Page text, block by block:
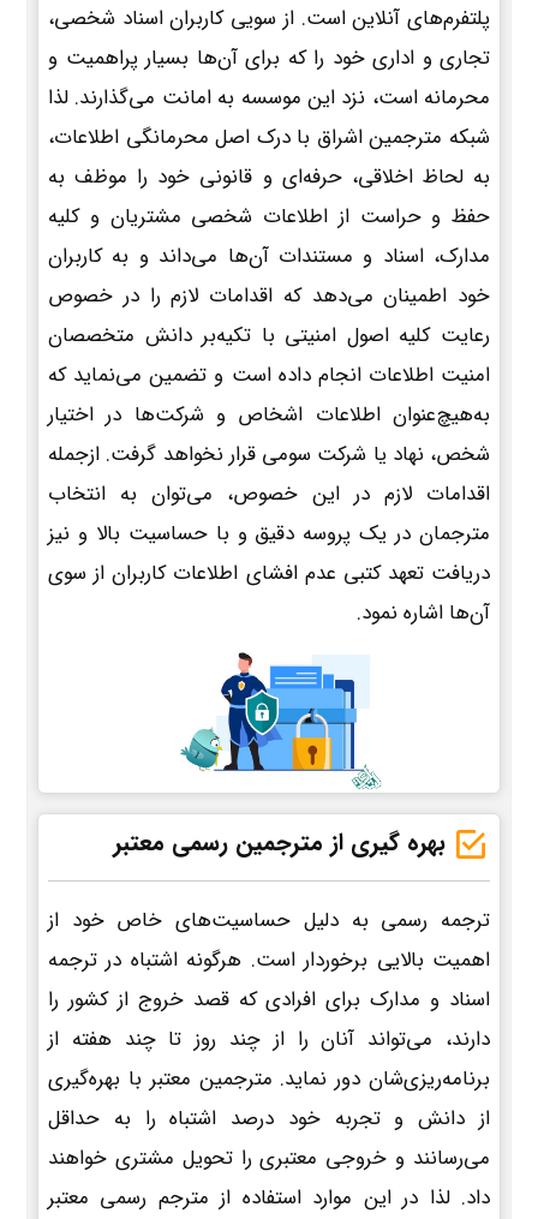
پلتفرم‌های آنلاین است. از سویی کاربران اسناد شخصی،
تجاری و اداری خود را که برای آن‌ها بسیار پراهمیت و
محرمانه است، نزد این موسسه به امانت می‌گذارند. لذا
شبکه مترجمین اشراق با درک اصل محرمانگی اطلاعات،
به لحاظ اخلاقی، حرفه‌ای و قانونی خود را موظف به
حفظ و حراست از اطلاعات شخصی مشتریان و کلیه
مدارک، اسناد و مستندات آن‌ها می‌داند و به کاربران
خود اطمینان می‌دهد که اقدامات لازم را در خصوص
رعایت کلیه اصول امنیتی با تکیه‌بر دانش متخصصان
امنیت اطلاعات انجام داده است و تضمین می‌نماید که
به‌هیچ‌عنوان اطلاعات اشخاص و شرکت‌ها در اختیار
شخص، نهاد یا شرکت سومی قرار نخواهد گرفت. ازجمله
اقدامات لازم در این خصوص، می‌توان به انتخاب
مترجمان در یک پروسه دقیق و با حساسیت بالا و نیز
دریافت تعهد کتبی عدم افشای اطلاعات کاربران از سوی
آن‌ها اشاره نمود.
بهره گیری از مترجمین رسمی معتبر
ترجمه رسمی به دلیل حساسیت‌های خاص خود از
اهمیت بالایی برخوردار است. هرگونه اشتباه در ترجمه
اسناد و مدارک برای افرادی که قصد خروج از کشور را
دارند، می‌تواند آنان را از چند روز تا چند هفته از
برنامه‌ریزی‌شان دور نماید. مترجمین معتبر با بهره‌گیری
از دانش و تجربه خود درصد اشتباه را به حداقل
می‌رسانند و خروجی معتبری را تحویل مشتری خواهند
داد. لذا در این موارد استفاده از مترجم رسمی معتبر